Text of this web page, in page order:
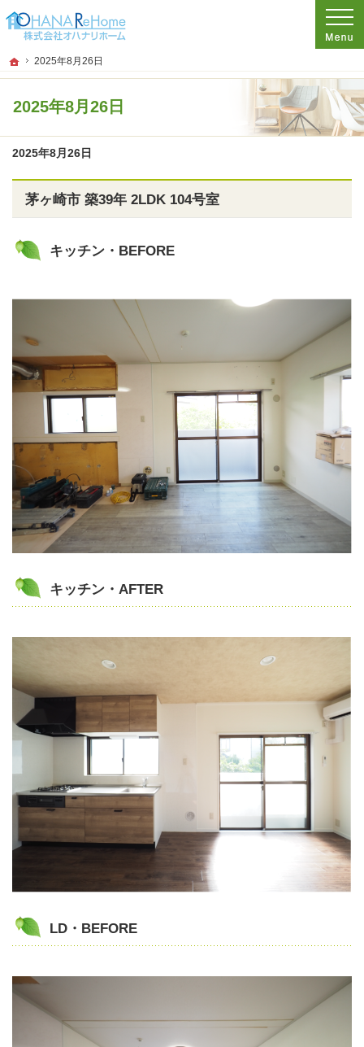
ホーム
2025年8月26日
2025年8月26日
プロの目線からご提案。神奈川県茅ケ崎市のリフォームを手がける工務店なら当社
リフォームをお考えなら神奈川県茅ケ崎市の工務店【オハナリホーム】へ！
2025年8月26日
茅ヶ崎市 築39年 2LDK 104号室
キッチン・BEFORE
キッチン・AFTER
LD・BEFORE